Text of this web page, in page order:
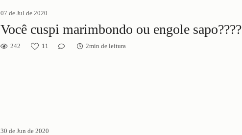
07 de Jul de 2020
Você cuspi marimbondo ou engole sapo????
242 11 2min de leitura
30 de Jun de 2020